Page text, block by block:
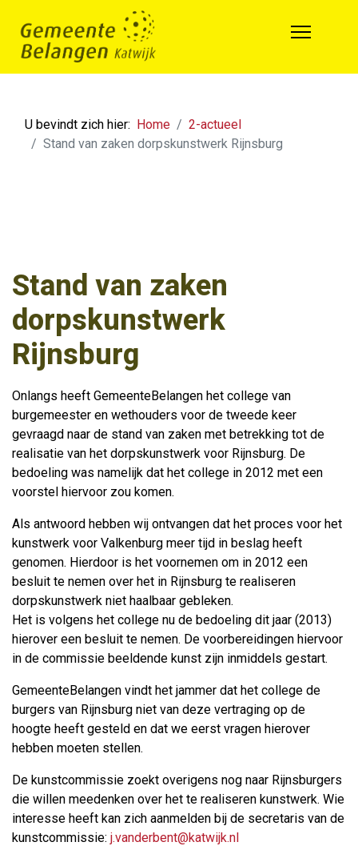
U bevindt zich hier: Home
2-actueel
Stand van zaken dorpskunstwerk Rijnsburg
Stand van zaken
dorpskunstwerk
Rijnsburg
Onlangs heeft GemeenteBelangen het college van
burgemeester en wethouders voor de tweede keer
gevraagd naar de stand van zaken met betrekking tot de
realisatie van het dorpskunstwerk voor Rijnsburg. De
bedoeling was namelijk dat het college in 2012 met een
voorstel hiervoor zou komen.
Als antwoord hebben wij ontvangen dat het proces voor het
kunstwerk voor Valkenburg meer tijd in beslag heeft
genomen. Hierdoor is het voornemen om in 2012 een
besluit te nemen over het in Rijnsburg te realiseren
dorpskunstwerk niet haalbaar gebleken.
Het is volgens het college nu de bedoeling dit jaar (2013)
hierover een besluit te nemen. De voorbereidingen hiervoor
in de commissie beeldende kunst zijn inmiddels gestart.
GemeenteBelangen vindt het jammer dat het college de
burgers van Rijnsburg niet van deze vertraging op de
hoogte heeft gesteld en dat we eerst vragen hierover
hebben moeten stellen.
De kunstcommissie zoekt overigens nog naar Rijnsburgers
die willen meedenken over het te realiseren kunstwerk. Wie
interesse heeft kan zich aanmelden bij de secretaris van de
kunstcommissie: j.vanderbent@katwijk.nl